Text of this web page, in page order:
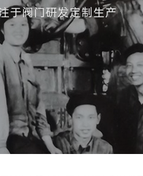
于阀门研发定制生产